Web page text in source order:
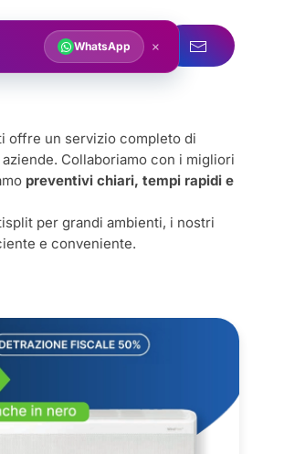
Servizi idraulici
offre un servizio completo di
Collaboriamo con i migliori
preventivi chiari, tempi rapidi e
per grandi ambienti, i nostri
e conveniente.
WhatsApp ×